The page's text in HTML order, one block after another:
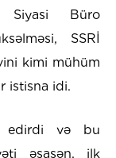
Siyasi Büro
SSRİ
kimi mühüm
istisna idi.
edirdi və bu
əsasən, ilk